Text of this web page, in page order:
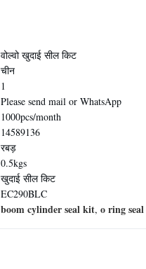
वोल्वो खुदाई सील किट
चीन
1
Please send mail or WhatsApp
1000pcs/month
14589136
रबड़
0.5kgs
खुदाई सील किट
EC290BLC
boom cylinder seal kit, o ring